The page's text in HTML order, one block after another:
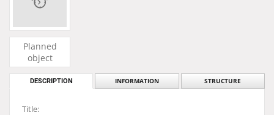
Planned
object
DESCRIPTION INFORMATION STRUCTURE
Title: